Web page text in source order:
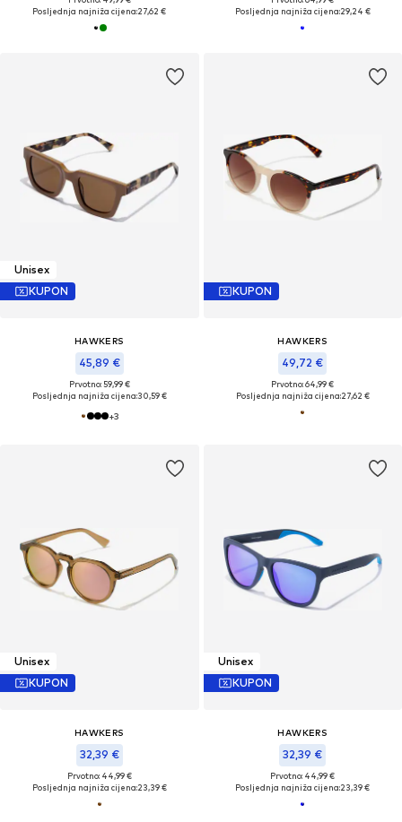
Posljednja najniža cijena:27,62 €
Posljednja najniža cijena:29,24 €
Unisex
KUPON
HAWKERS
45,89 €
Prvotno: 59,99 €
Posljednja najniža cijena:30,59 €
+3
KUPON
HAWKERS
49,72 €
Prvotno: 64,99 €
Posljednja najniža cijena:27,62 €
Unisex
KUPON
HAWKERS
32,39 €
Prvotno: 44,99 €
Posljednja najniža cijena:23,39 €
Unisex
KUPON
HAWKERS
32,39 €
Prvotno: 44,99 €
Posljednja najniža cijena:23,39 €